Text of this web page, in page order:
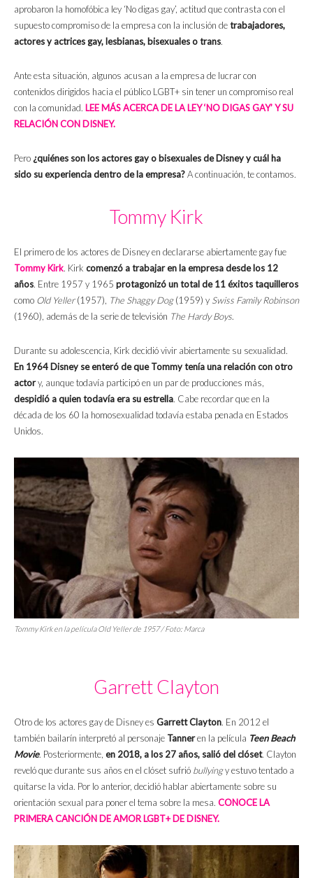
aprobaron la homofóbica ley ‘No digas gay’, actitud que contrasta con el
supuesto compromiso de la empresa con la inclusión detrabajadores,
actores y actrices gay, lesbianas, bisexuales o trans.
Ante esta situación, algunos acusan a la empresa de lucrar con
contenidos dirigidos hacia el público LGBT+ sin tener un compromiso real
con la comunidad. LEE MÁS ACERCA DE LA LEY ‘NO DIGAS GAY’ Y SU
RELACIÓN CON DISNEY.
Pero¿quiénes son los actores gay o bisexuales de Disney y cuál ha
sido su experiencia dentro de la empresa?A continuación, te contamos.
Tommy Kirk
El primero de los actores de Disney en declararse abiertamente gay fue
Tommy Kirk. Kirk comenzó a trabajar en la empresa desde los 12
años. Entre 1957 y 1965 protagonizó un total de 11 éxitos taquilleros
como Old Yeller(1957), The Shaggy Dog(1959) y Swiss Family Robinson
(1960), además de la serie de televisión The Hardy Boys.
Durante su adolescencia, Kirk decidió vivir abiertamente su sexualidad.
En 1964 Disney se enteró de que Tommy tenía una relación con otro
actory, aunque todavía participó en un par de producciones más,
despidió a quien todavía era su estrella. Cabe recordar que en la
década de los 60 la homosexualidad todavía estaba penada en Estados
Unidos.
Tommy Kirk en la películaOld Yellerde 1957 / Foto: Marca
Garrett Clayton
Otro de los actores gay de Disney es Garrett Clayton. En 2012 el
también bailarín interpretó al personaje Tanneren la película Teen Beach
Movie. Posteriormente, en 2018, a los 27 años, salió del clóset. Clayton
reveló que durante sus años en el clóset sufrió bullyingy estuvo tentado a
quitarse la vida. Por lo anterior, decidió hablar abiertamente sobre su
orientación sexual para poner el tema sobre la mesa. CONOCE LA
PRIMERA CANCIÓN DE AMOR LGBT+ DE DISNEY.